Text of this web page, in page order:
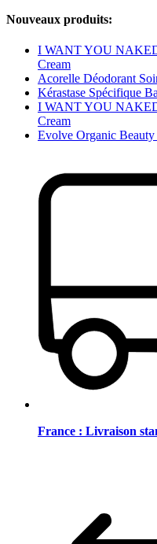
Nouveaux produits:
I WANT YOU NAKED
Cream
Acorelle Déodorant
Kérastase Spécifique
I WANT YOU
Cream
Evolve Organic
France : Livraison